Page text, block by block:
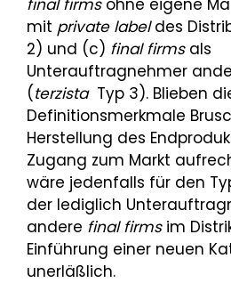
mit private labeldes
2) und (c) final firmsals
Unterauftragnehmer
(terzista Typ 3). Blieben
Definitionsmerkmale
Herstellung des
Zugang zum Markt
wäre jedenfalls für den
der lediglich
andere final firms im
Einführung einer neuen
unerläßlich.